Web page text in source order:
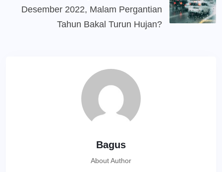
Desember 2022, Malam Pergantian
Tahun Bakal Turun Hujan?
Bagus
About Author